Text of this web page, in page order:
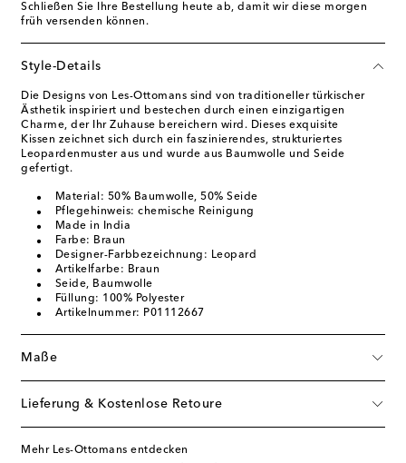
Schließen Sie Ihre Bestellung heute ab, damit wir diese morgen
früh versenden können.
Style-Details
Die Designs von Les-Ottomans sind von traditioneller türkischer
Ästhetik inspiriert und bestechen durch einen einzigartigen
Charme, der Ihr Zuhause bereichern wird. Dieses exquisite
Kissen zeichnet sich durch ein faszinierendes, strukturiertes
Leopardenmuster aus und wurde aus Baumwolle und Seide
gefertigt.
Material: 50% Baumwolle, 50% Seide
Pflegehinweis: chemische Reinigung
Made in India
Farbe: Braun
Designer-Farbbezeichnung: Leopard
Artikelfarbe: Braun
Seide, Baumwolle
Füllung: 100% Polyester
Artikelnummer: P01112667
Maße
Lieferung & Kostenlose Retoure
Mehr Les-Ottomans entdecken